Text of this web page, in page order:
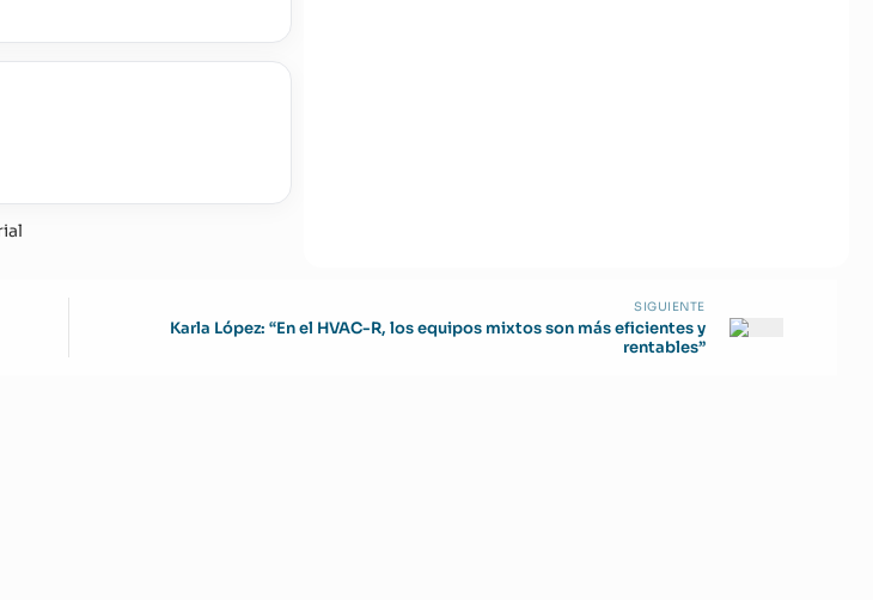
SIGUIENTE
Karla López: “En el HVAC-R, los equipos mixtos son más eficientes y
rentables”